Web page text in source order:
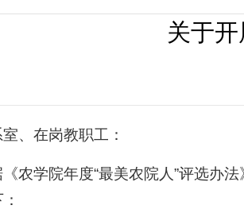
关于
、在岗教职工：
农学院年度“最美农院人”评选办